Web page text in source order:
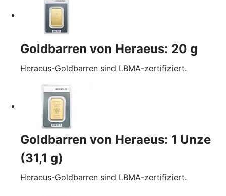
Goldbarren von Heraeus: 20 g
Heraeus-Goldbarren sind LBMA-zertifiziert.
Goldbarren von Heraeus: 1 Unze
(31,1 g)
Heraeus-Goldbarren sind LBMA-zertifiziert.